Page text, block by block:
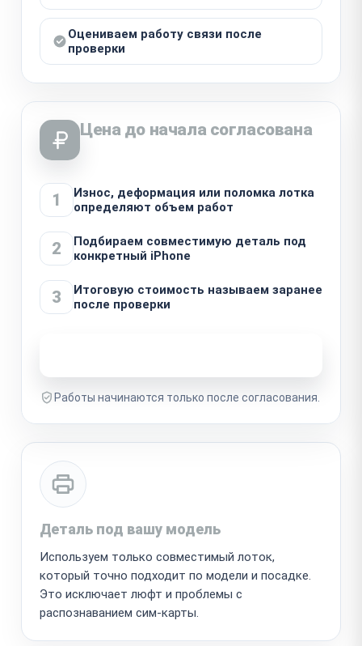
Оцениваем работу связи после
проверки
Цена до начала согласована
1
Износ, деформация или поломка лотка
определяют объем работ
2
Подбираем совместимую деталь под
конкретный iPhone
3
Итоговую стоимость называем заранее
после проверки
Работы начинаются только после согласования.
Деталь под вашу модель
Используем только совместимый лоток,
который точно подходит по модели и посадке.
Это исключает люфт и проблемы с
распознаванием сим-карты.